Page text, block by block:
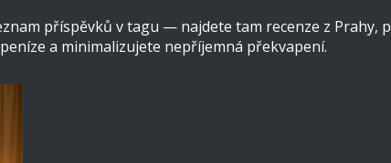
příspěvků v tagu — najdete tam recenze z Prahy,
a minimalizujete nepříjemná překvapení.